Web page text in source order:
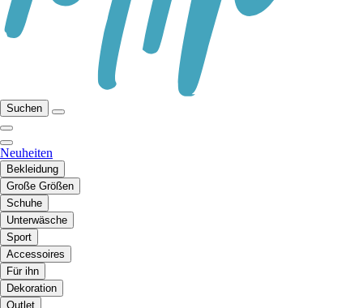
Suchen
Neuheiten
Bekleidung
Große Größen
Schuhe
Unterwäsche
Sport
Accessoires
Für ihn
Dekoration
Outlet